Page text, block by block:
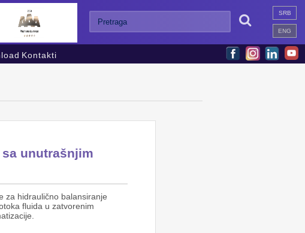
Kontakti
SRB
ENG

unutrašnjim
za hidraulično balansiranje
fluida u zatvorenim